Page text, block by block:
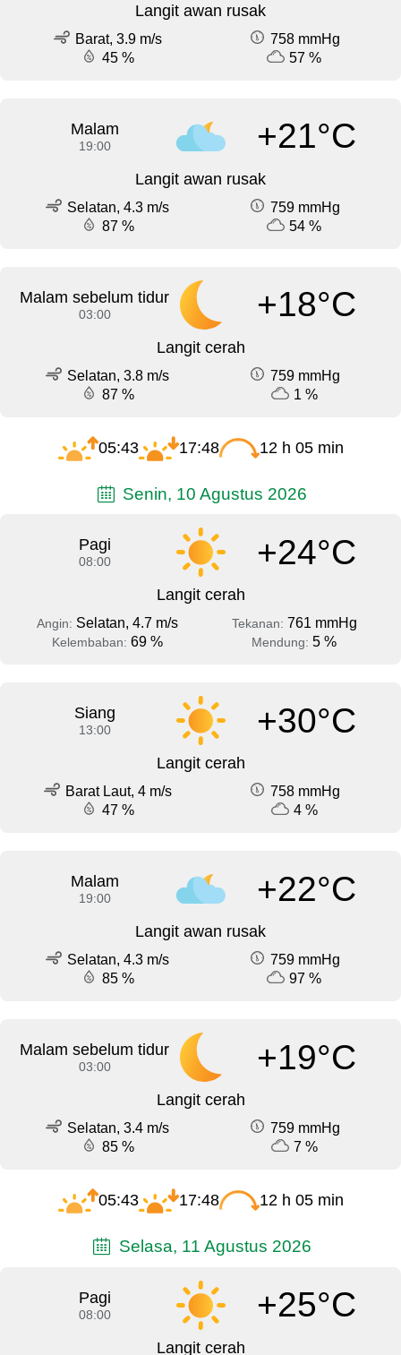
Langit awan rusak
Barat, 3.9 m/s
758 mmHg
45 %
57 %
Malam
19:00 +21°C
Langit awan rusak
Selatan, 4.3 m/s
759 mmHg
87 %
54 %
Malam sebelum tidur
03:00 +18°C
Langit cerah
Selatan, 3.8 m/s
759 mmHg
87 %
1 %
05:43 17:48 12 h 05 min
Senin, 10 Agustus 2026
Pagi
08:00 +24°C
Langit cerah
Angin: Selatan, 4.7 m/s Tekanan: 761 mmHg
Kelembaban: 69 % Mendung: 5 %
Siang
13:00 +30°C
Langit cerah
Barat Laut, 4 m/s
758 mmHg
47 %
4 %
Malam
19:00 +22°C
Langit awan rusak
Selatan, 4.3 m/s
759 mmHg
85 %
97 %
Malam sebelum tidur
03:00 +19°C
Langit cerah
Selatan, 3.4 m/s
759 mmHg
85 %
7 %
05:43 17:48 12 h 05 min
Selasa, 11 Agustus 2026
Pagi
08:00 +25°C
Langit cerah